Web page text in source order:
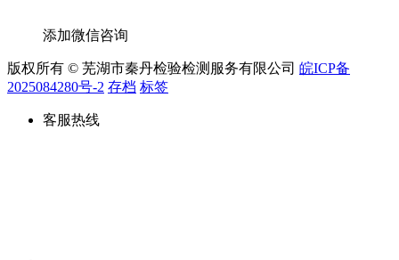
添加微信咨询
版权所有 © 芜湖市秦丹检验检测服务有限公司 皖ICP备
2025084280号-2 存档 标签
客服热线